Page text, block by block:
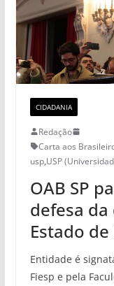
CIDADANIA
Redação
Carta aos
usp,USP
OAB SP
defesa
Estado
Entidade é
Fiesp e pela